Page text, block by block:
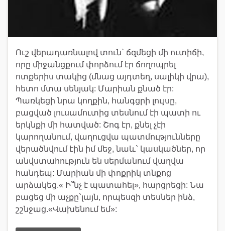
Ուշ վերադառնալով տուն` ճզմեցի մի ուտիճի,
որը միջանցքում փորձում էր ճողոպրել
ոտքերիս տակից (մնաց այդտեղ, սալիկի վրա),
հետո մտա սենյակ: Մարիան քնած էր:
Պառկեցի նրա կողքին, հանգցրի լույսը,
բացված լուսամուտից տեսնում էի պատի ու
երկնքի մի հատված: Շոգ էր, քնել չէի
կարողանում, վաղուցվա պատմությունները
վերածնվում էին իմ մեջ, նաև` կասկածներ, որ
անվստահություն են սերմանում վաղվա
հանդեպ: Մարիան մի փոքրիկ տնքոց
արձակեց.« Ի՞նչ է պատահել», հարցրեցի: Նա
բացեց մի աչքը`լայն, որպեսզի տեսներ ինձ,
շշնջաց.«Վախենում եմ»: